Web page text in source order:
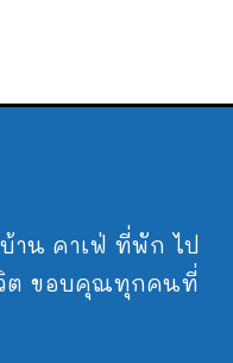
าน คาเฟ่ ที่พัก ไป
ต ขอบคุณทุกคนที่